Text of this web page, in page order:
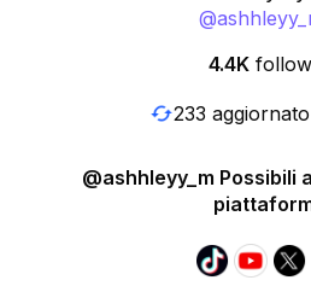
@
4.4K
233
@ashhleyy_m Possibili